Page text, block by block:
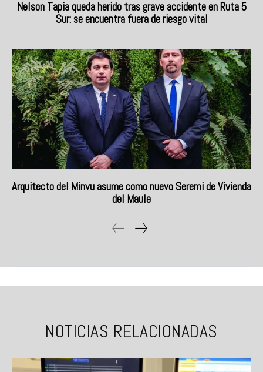
Nelson Tapia queda herido tras grave accidente en Ruta 5
Sur: se encuentra fuera de riesgo vital
Arquitecto del Minvu asume como nuevo Seremi de Vivienda
del Maule
NOTICIAS RELACIONADAS